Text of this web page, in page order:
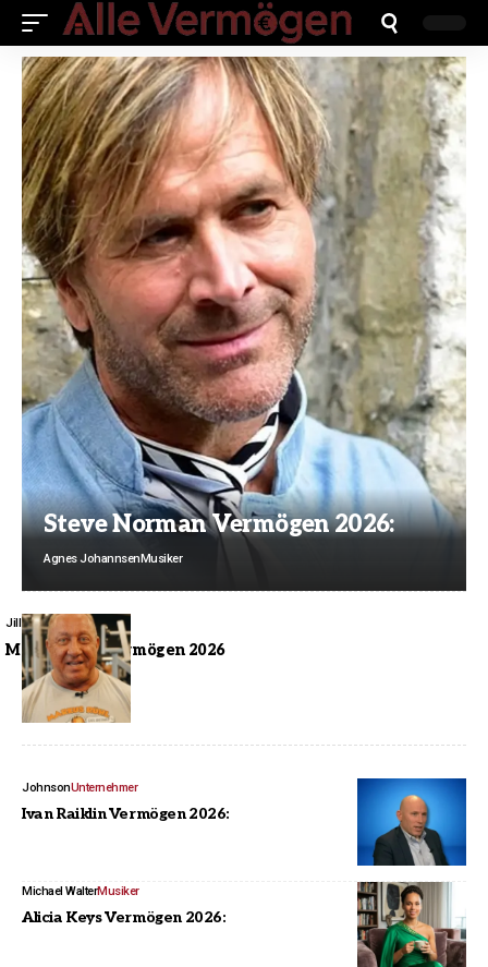
Steve Norman Vermögen 2026:
Agnes JohannsenMusiker
Jill Winkelmann Sportler
Markus Rühl Vermögen 2026
JohnsonUnternehmer
Ivan Raiklin Vermögen 2026:
Michael WalterMusiker
Alicia Keys Vermögen 2026: